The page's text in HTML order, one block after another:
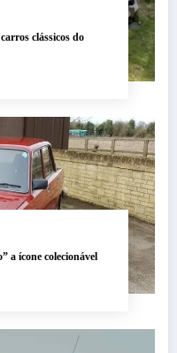
clássicos do
a ícone colecionável